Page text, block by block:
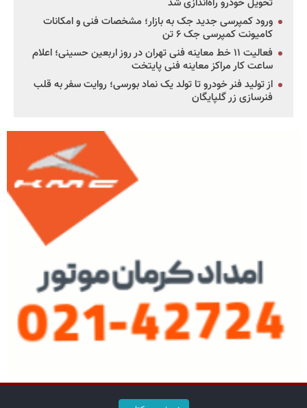
ورود کمپرسی جدید جک به بازار؛ مشخصات فنی و امکانات
کامیونت کمپرسی جک ۶ تن
فعالیت ۱۱ خط معاینه فنی تهران در روز اربعین حسینی؛ اعلام
ساعت کار مراکز معاینه فنی پایتخت
از تولید فنر خودرو تا تولد یک نماد بورسی؛ روایت سفر به قلب
فنرسازی زر گلپایگان